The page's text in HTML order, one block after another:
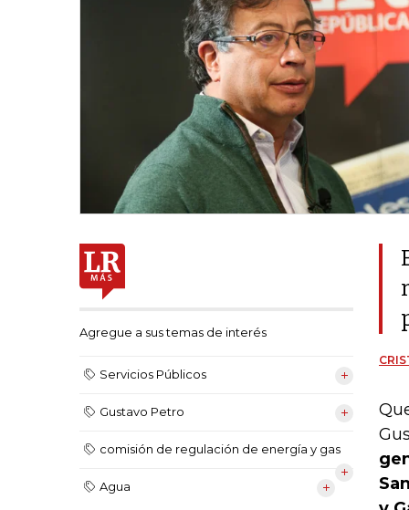
Agregue a sus temas de interés
Servicios Públicos
Gustavo Petro
comisión de regulación de energía y gas
Agua